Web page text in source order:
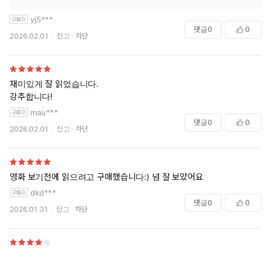
yj5***
2026.02.01 신고 차단
댓글0 0
재미있게 잘 읽었습니다.
강추합니다!
mau***
2026.02.01 신고 차단
댓글0 0
영화 보기전에 읽으려고 구매했습니다:) 넘 잘 보았어요
dkd***
2026.01.31 신고 차단
댓글0 0